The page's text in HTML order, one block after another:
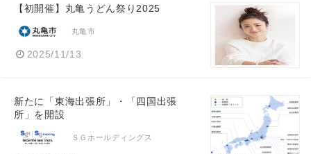
【初開催】丸亀うどん祭り2025
丸亀市
2025/11/13
新たに「東海出張所」・「四国出張
所」を開設
ＳＧホールディングス